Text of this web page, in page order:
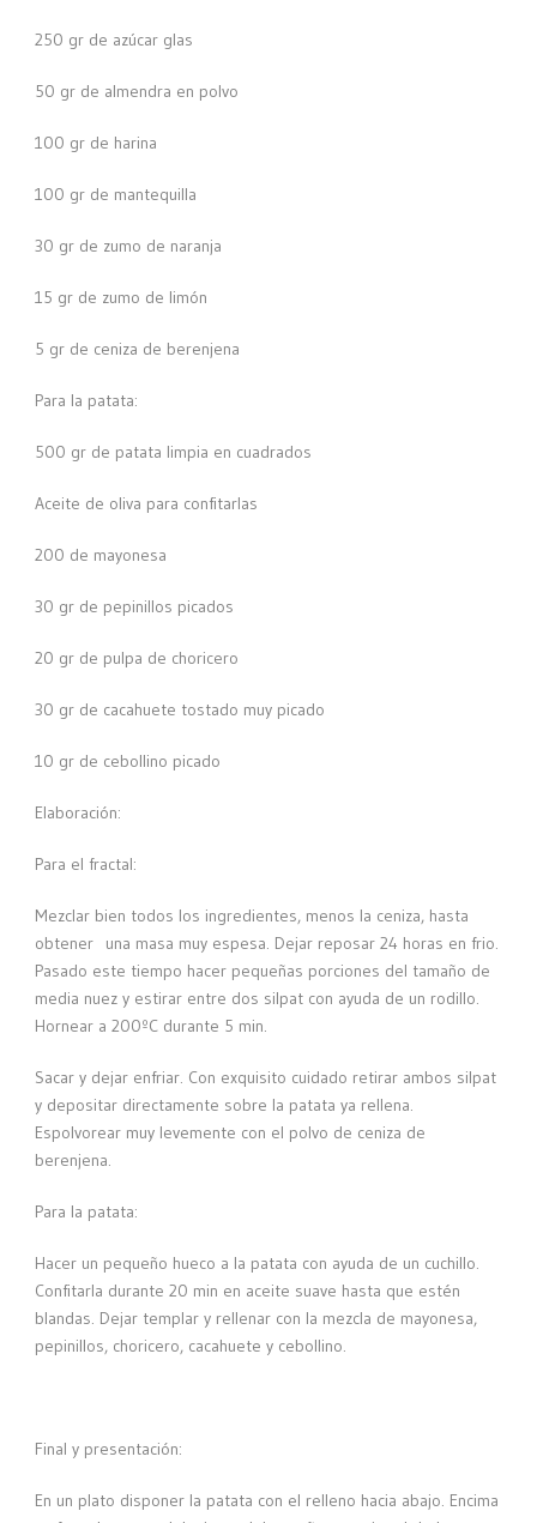
250 gr de azúcar glas
50 gr de almendra en polvo
100 gr de harina
100 gr de mantequilla
30 gr de zumo de naranja
15 gr de zumo de limón
5 gr de ceniza de berenjena
Para la patata:
500 gr de patata limpia en cuadrados
Aceite de oliva para confitarlas
200 de mayonesa
30 gr de pepinillos picados
20 gr de pulpa de choricero
30 gr de cacahuete tostado muy picado
10 gr de cebollino picado
Elaboración:
Para el fractal:
Mezclar bien todos los ingredientes, menos la ceniza, hasta
obtener una masa muy espesa. Dejar reposar 24 horas en frio.
Pasado este tiempo hacer pequeñas porciones del tamaño de
media nuez y estirar entre dos silpat con ayuda de un rodillo.
Hornear a 200ºC durante 5 min.
Sacar y dejar enfriar. Con exquisito cuidado retirar ambos silpat
y depositar directamente sobre la patata ya rellena.
Espolvorear muy levemente con el polvo de ceniza de
berenjena.
Para la patata:
Hacer un pequeño hueco a la patata con ayuda de un cuchillo.
Confitarla durante 20 min en aceite suave hasta que estén
blandas. Dejar templar y rellenar con la mezcla de mayonesa,
pepinillos, choricero, cacahuete y cebollino.
Final y presentación:
En un plato disponer la patata con el relleno hacia abajo. Encima